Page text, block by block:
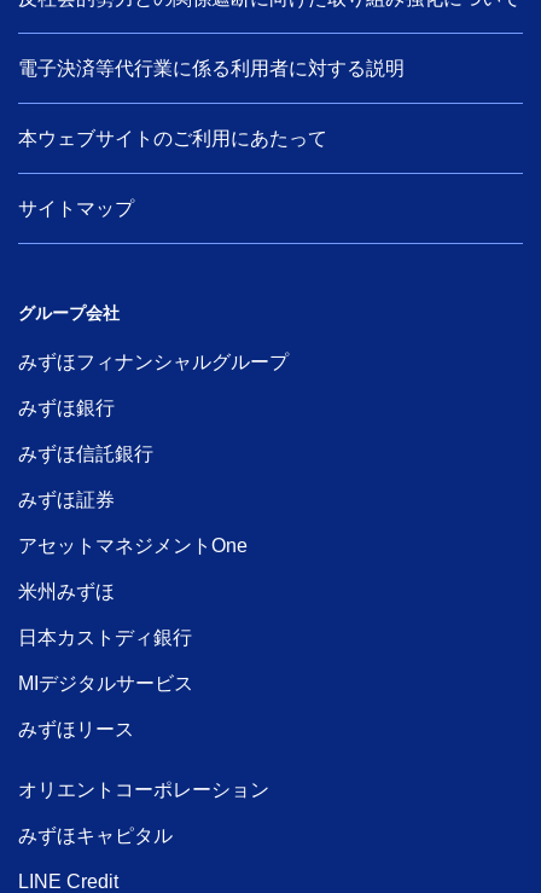
電子決済等代行業に係る利用者に対する説明
本ウェブサイトのご利用にあたって
サイトマップ
グループ会社
みずほフィナンシャルグループ
みずほ銀行
みずほ信託銀行
みずほ証券
アセットマネジメントOne
米州みずほ
日本カストディ銀行
MIデジタルサービス
みずほリース
オリエントコーポレーション
みずほキャピタル
LINE Credit